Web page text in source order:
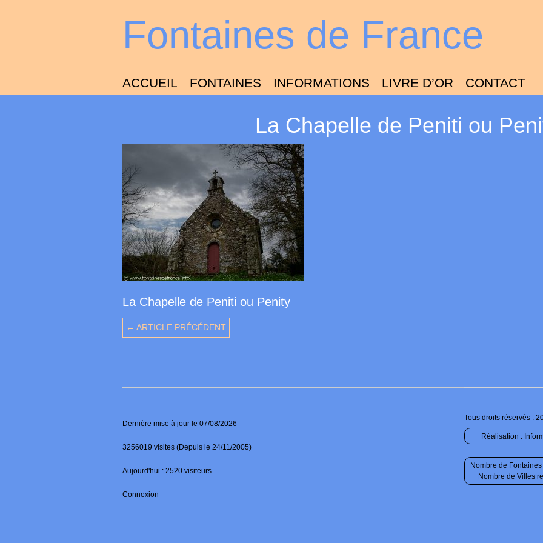
Fontaines de France
ACCUEIL FONTAINES INFORMATIONS LIVRE D’OR CONTACT
La Chapelle de Peniti ou
La Chapelle de Peniti ou Penity
← ARTICLE PRÉCÉDENT
Dernière mise à jour le 07/08/2026
3256019 visites (Depuis le 24/11/2005)
Aujourd'hui : 2520 visiteurs
Connexion
Tous droits réservés :
Réalisation :
Nombre de
Nombre de Villes